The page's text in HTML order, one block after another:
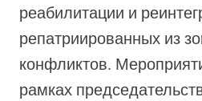
реабилитации и
репатриированных из
конфликтов.
рамках